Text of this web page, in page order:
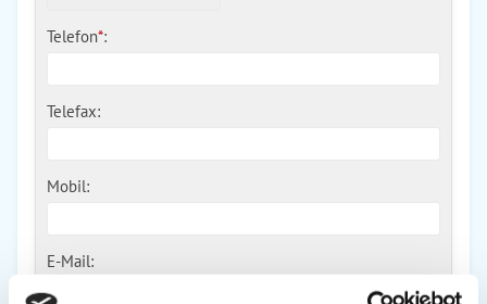
Telefon*:
Telefax:
Mobil:
E-Mail: